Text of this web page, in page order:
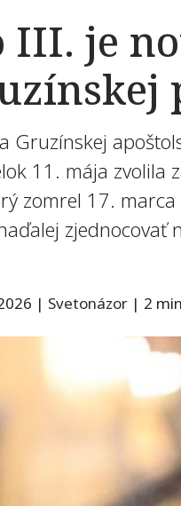
III. je
Gruzínskej
11. mája zvolila
zomrel 17.
zjednocovať
| Svetonázor | 2